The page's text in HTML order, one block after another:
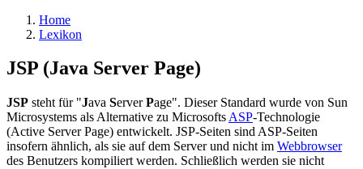
Home
Lexikon
JSP (Java Server Page)
JSP steht für "Java ServerPage". Dieser Standard wurde von Sun
Microsystems als Alternative zu Microsofts ASP-Technologie
(Active Server Page) entwickelt. JSP-Seiten sind ASP-Seiten
insofern ähnlich, als sie auf dem Server und nicht im Webbrowser
des Benutzers kompiliert werden. Schließlich werden sie nicht